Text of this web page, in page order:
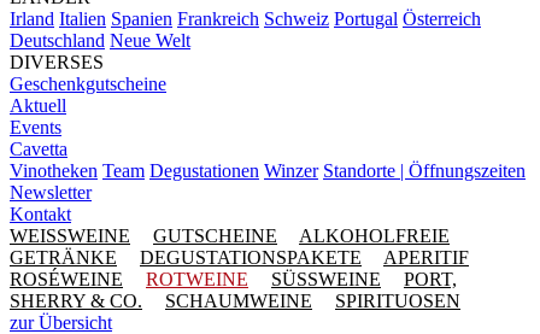
Irland Italien Spanien Frankreich Schweiz Portugal Österreich
Deutschland Neue Welt
DIVERSES
Geschenkgutscheine
Aktuell
Events
Cavetta
Vinotheken Team Degustationen Winzer Standorte | Öffnungszeiten
Newsletter
Kontakt
WEISSWEINE
GUTSCHEINE
ALKOHOLFREIE
GETRÄNKE
DEGUSTATIONSPAKETE
APERITIF
ROSÉWEINE
ROTWEINE SÜSSWEINE
PORT,
SHERRY & CO.
SCHAUMWEINE
SPIRITUOSEN
zur Übersicht